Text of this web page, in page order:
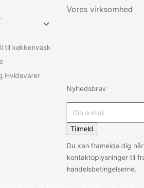

til køkkenvask
Hvidevarer
Vores virksomhed
Nyhedsbrev
Tilmeld
Du kan framelde dig
kontaktoplysninger til
handelsbetingelserne.